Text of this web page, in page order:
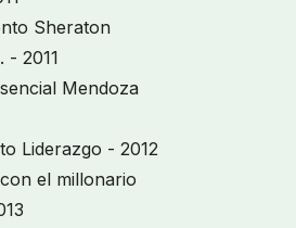
Sheraton
- 2011
Mendoza
Liderazgo - 2012
el millonario